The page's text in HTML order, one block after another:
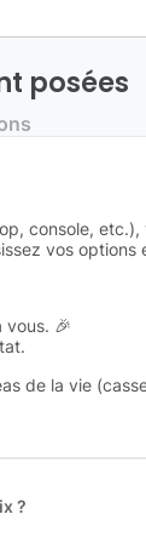
posées
console,
vos options
vous. 🎉
de la vie
?